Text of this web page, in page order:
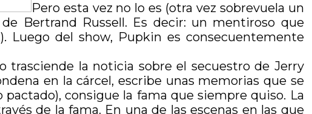
Pero esta vez no lo es (otra vez sobrevuela un
Bertrand Russell. Es decir: un mentiroso que
Luego del show, Pupkin es consecuentemente
trasciende la noticia sobre el secuestro de Jerry
en la cárcel, escribe unas memorias que se
consigue la fama que siempre quiso. La
de la fama. En una de las escenas en las que